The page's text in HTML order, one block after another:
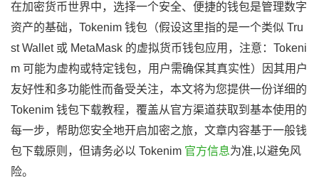
在加密货币世界中，选择一个安全、便捷的钱包是管理数字
资产的基础，Tokenim 钱包（假设这里指的是一个类似 Tru
st Wallet 或 MetaMask 的虚拟货币钱包应用，注意：Tokeni
m 可能为虚构或特定钱包，用户需确保其真实性）因其用户
友好性和多功能性而备受关注，本文将为您提供一份详细的
Tokenim 钱包下载教程，覆盖从官方渠道获取到基本使用的
每一步，帮助您安全地开启加密之旅，文章内容基于一般钱
包下载原则，但请务必以 Tokenim 官方信息为准,以避免风
险。